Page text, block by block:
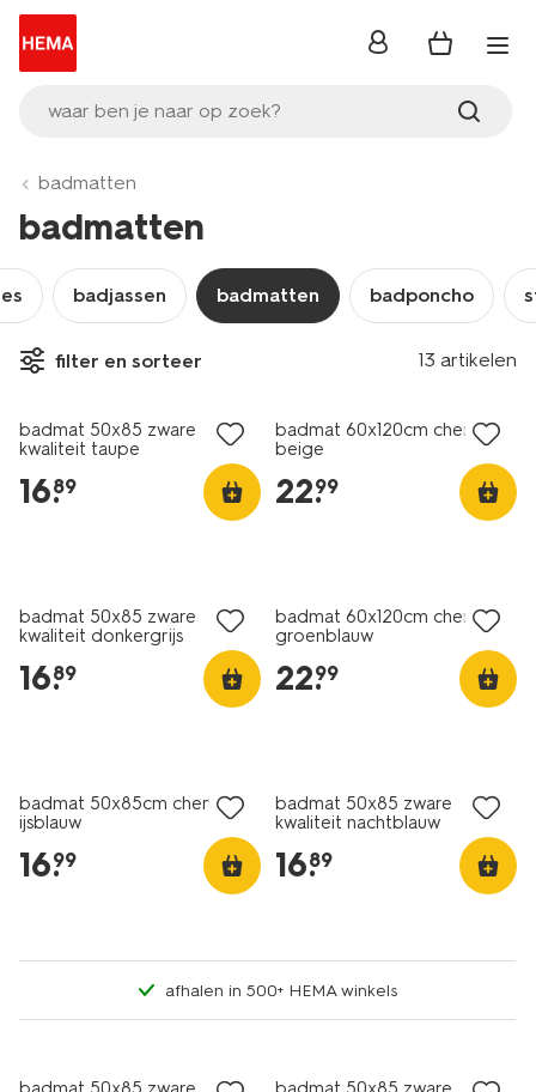
waar ben je naar op zoek?
inloggen
badmatten
badmatten
badjassen badmatten badponcho
filter en sorteer 13 artikelen
badmat 50x85 zware
kwaliteit taupe
16.
89
badmat 60x120cm chenille
beige
22.
99
badmat 50x85 zware
kwaliteit donkergrijs
16.
89
badmat 60x120cm chenille
groenblauw
22.
99
badmat 50x85cm chenille
ijsblauw
16.
99
badmat 50x85 zware
kwaliteit nachtblauw
16.
89
afhalen in 500+ HEMA winkels